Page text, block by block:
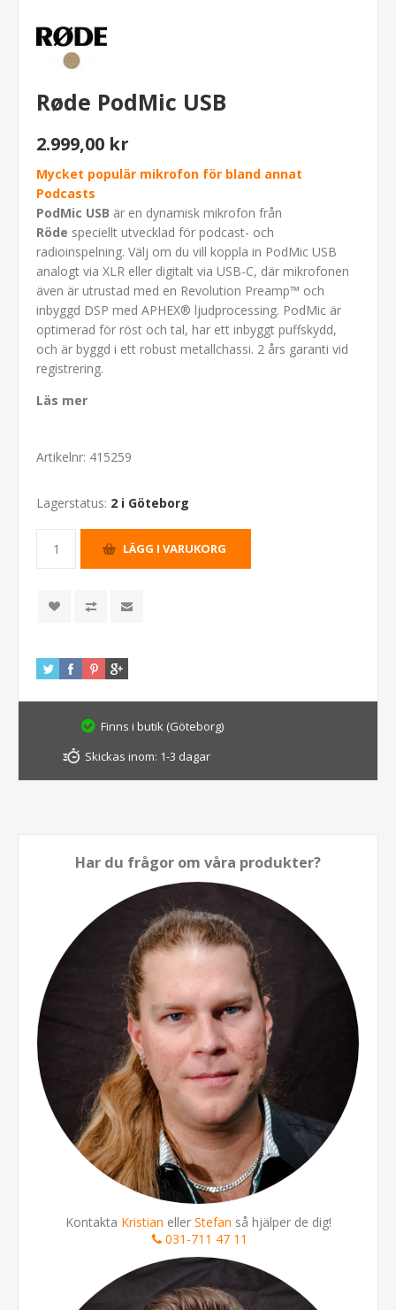
Røde PodMic USB
2.999,00 kr
Mycket populär mikrofon för bland annat
Podcasts
PodMic USB är en dynamisk mikrofon från
Röde speciellt utvecklad för podcast- och
radioinspelning. Välj om du vill koppla in PodMic USB
analogt via XLR eller digitalt via USB-C, där mikrofonen
även är utrustad med en Revolution Preamp™ och
inbyggd DSP med APHEX® ljudprocessing. PodMic är
optimerad för röst och tal, har ett inbyggt puffskydd,
och är byggd i ett robust metallchassi. 2 års garanti vid
registrering.
Läs mer
Artikelnr: 415259
Lagerstatus: 2 i Göteborg
Finns i butik (Göteborg)
Skickas inom: 1-3 dagar
Har du frågor om våra produkter?
Kontakta Kristian eller Stefan så hjälper de dig!
031-711 47 11